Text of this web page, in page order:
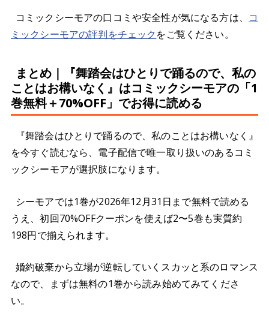
コミックシーモアの口コミや安全性が気になる方は、 コ
ミックシーモアの評判をチェック をご覧ください。
まとめ｜『舞踏会はひとりで踊るので、私の
ことはお構いなく』はコミックシーモアの「1
巻無料＋70%OFF」でお得に読める
『舞踏会はひとりで踊るので、私のことはお構いなく』
を今すぐ読むなら、電子配信で唯一取り扱いのあるコミ
ックシーモアが選択肢になります。
シーモアでは1巻が2026年12月31日まで無料で読める
うえ、初回70%OFFクーポンを使えば2〜5巻も実質約
198円で揃えられます。
婚約破棄から立場が逆転していくスカッと系のロマンス
なので、まずは無料の1巻から読み始めてみてくださ
い。